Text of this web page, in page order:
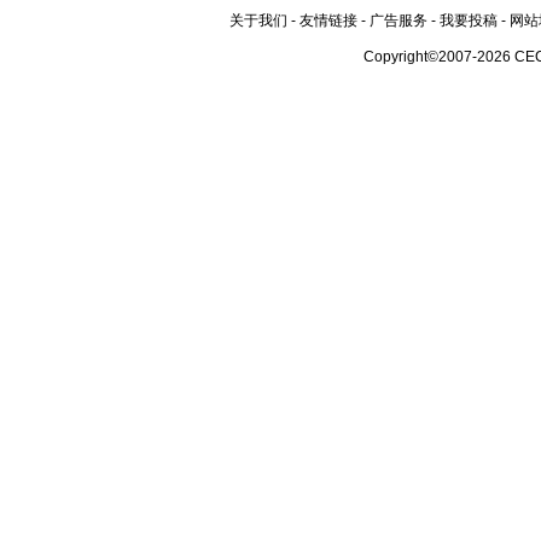
关于我们 - 友情链接 - 广告服务 - 我要投稿 - 网
Copyright©2007-2026